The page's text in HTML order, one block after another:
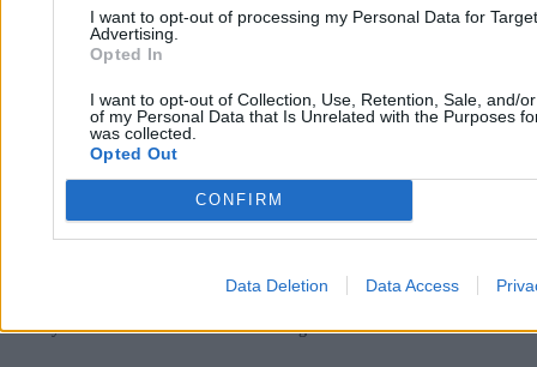
I want to opt-out of processing my Personal Data for
Advertising.
Opted In
I want to opt-out of Collection, Use, Retention, Sale, and/
of my Personal Data that Is Unrelated with the Purposes
was collected.
Opted Out
CONFIRM
Data Deletion Data Access
Technologia
Tematy Regulamin